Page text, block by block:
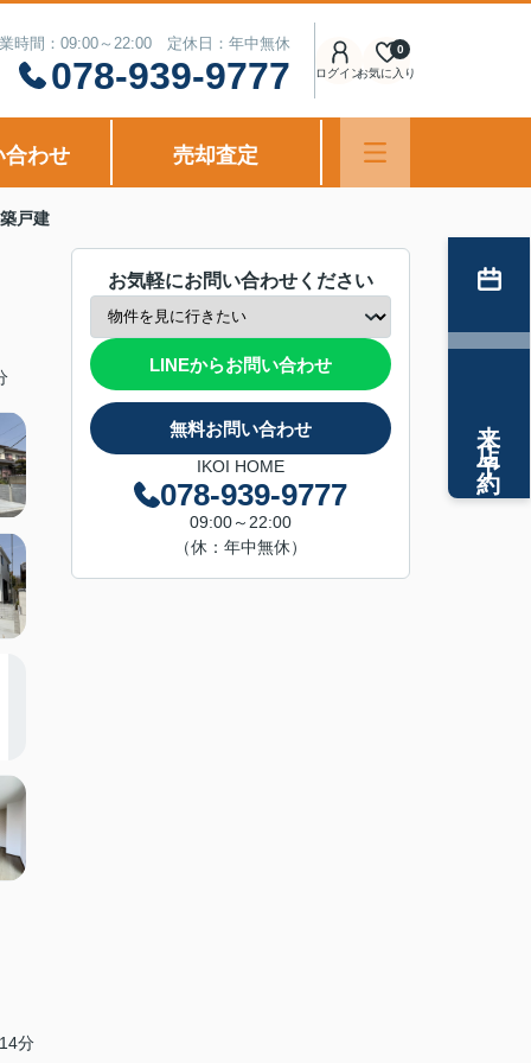
時間：09:00～22:00 定休日：年中無休
078-939-9777 ログインお気に入り
0
合わせ 売却査定
戸建
分
お気軽にお問い合わせください
LINEからお問い合わせ
無料お問い合わせ
IKOI HOME
078-939-9777
09:00～22:00
（休：年中無休）
来店予約